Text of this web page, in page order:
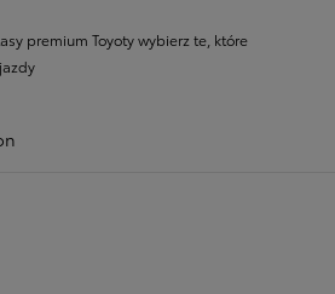
premium Toyoty wybierz te, które